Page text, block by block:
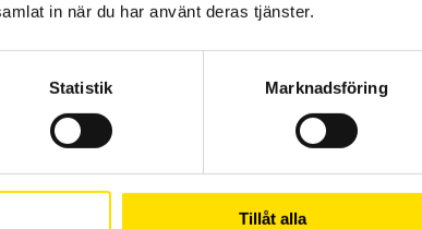
in när du har använt deras tjänster.
Statistik Marknadsföring
Tillåt alla
Kundundersökning
Om Oss
50 52 68 00